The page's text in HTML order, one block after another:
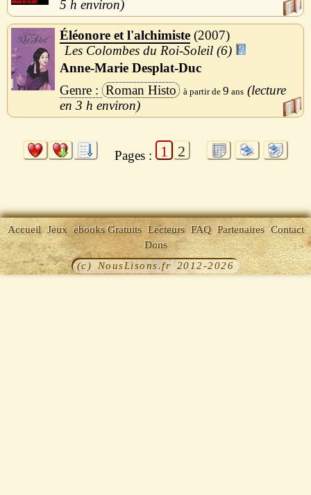
5 h
Éléonore et l'alchimiste 2007
Les Colombes du Roi-Soleil (6)
Anne-Marie Desplat-Duc
Roman Histo
9
3 h
Pages : 1 2
Accueil Jeux ebooks Gratuits Lecteurs FAQ Partenaires Contact
Dons
(c) NousLisons.fr 2012-2026